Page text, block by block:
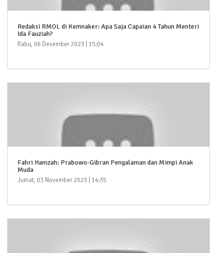
Redaksi RMOL di Kemnaker: Apa Saja Capaian 4 Tahun Menteri
Ida Fauziah?
Rabu, 06 Desember 2023 | 15:04
Fahri Hamzah: Prabowo-Gibran Pengalaman dan Mimpi Anak
Muda
Jumat, 03 November 2023 | 14:35